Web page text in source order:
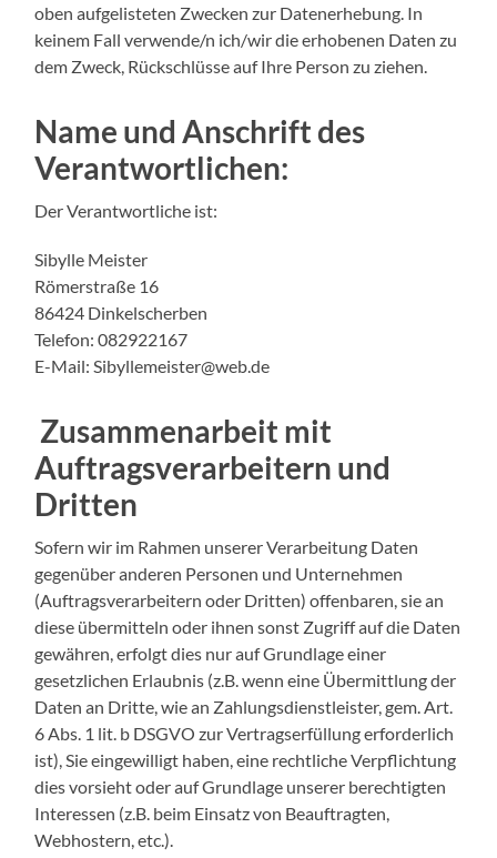
oben aufgelisteten Zwecken zur Datenerhebung. In
keinem Fall verwende/n ich/wir die erhobenen Daten zu
dem Zweck, Rückschlüsse auf Ihre Person zu ziehen.
Name und Anschrift des
Verantwortlichen:
Der Verantwortliche ist:
Sibylle Meister
Römerstraße 16
86424 Dinkelscherben
Telefon: 082922167
E-Mail: Sibyllemeister@web.de
Zusammenarbeit mit
Auftragsverarbeitern und
Dritten
Sofern wir im Rahmen unserer Verarbeitung Daten
gegenüber anderen Personen und Unternehmen
(Auftragsverarbeitern oder Dritten) offenbaren, sie an
diese übermitteln oder ihnen sonst Zugriff auf die Daten
gewähren, erfolgt dies nur auf Grundlage einer
gesetzlichen Erlaubnis (z.B. wenn eine Übermittlung der
Daten an Dritte, wie an Zahlungsdienstleister, gem. Art.
6 Abs. 1 lit. b DSGVO zur Vertragserfüllung erforderlich
ist), Sie eingewilligt haben, eine rechtliche Verpflichtung
dies vorsieht oder auf Grundlage unserer berechtigten
Interessen (z.B. beim Einsatz von Beauftragten,
Webhostern, etc.).